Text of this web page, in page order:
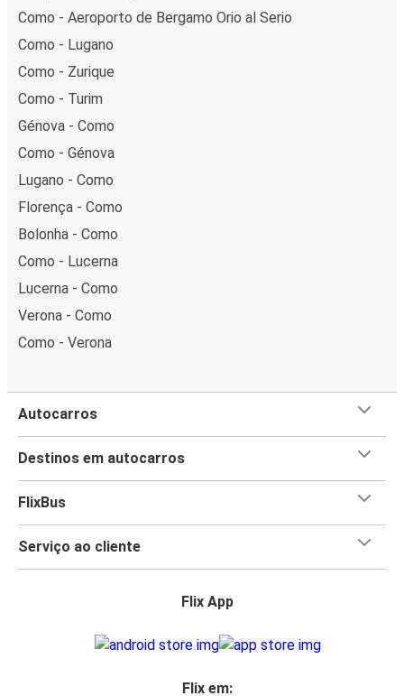
Como - Aeroporto de Bergamo Orio al Serio
Como - Lugano
Como - Zurique
Como - Turim
Génova - Como
Como - Génova
Lugano - Como
Florença - Como
Bolonha - Como
Como - Lucerna
Lucerna - Como
Verona - Como
Como - Verona
Autocarros
Destinos em autocarros
FlixBus
Serviço ao cliente
Flix App
Flix em: